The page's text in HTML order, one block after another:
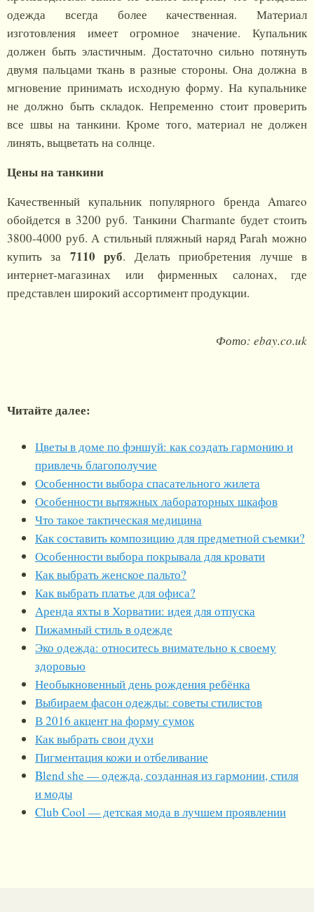
одежда всегда более качественная. Материал
изготовления имеет огромное значение. Купальник
должен быть эластичным. Достаточно сильно потянуть
двумя пальцами ткань в разные стороны. Она должна в
мгновение принимать исходную форму. На купальнике
не должно быть складок. Непременно стоит проверить
все швы на танкини. Кроме того, материал не должен
линять, выцветать на солнце.
Цены на танкини
Качественный купальник популярного бренда Amareo
обойдется в 3200 руб. Танкини Charmante будет стоить
3800-4000 руб. А стильный пляжный наряд Parah можно
купить за 7110 руб. Делать приобретения лучше в
интернет-магазинах или фирменных салонах, где
представлен широкий ассортимент продукции.
Фото: ebay.co.uk
Читайте далее:
Цветы в доме по фэншуй: как создать гармонию и
привлечь благополучие
Особенности выбора спасательного жилета
Особенности вытяжных лабораторных шкафов
Что такое тактическая медицина
Как составить композицию для предметной съемки?
Особенности выбора покрывала для кровати
Как выбрать женское пальто?
Как выбрать платье для офиса?
Аренда яхты в Хорватии: идея для отпуска
Пижамный стиль в одежде
Эко одежда: относитесь внимательно к своему
здоровью
Необыкновенный день рождения ребёнка
Выбираем фасон одежды: советы стилистов
В 2016 акцент на форму сумок
Как выбрать свои духи
Пигментация кожи и отбеливание
Blend she — одежда, созданная из гармонии, стиля
и моды
Club Cool — детская мода в лучшем проявлении